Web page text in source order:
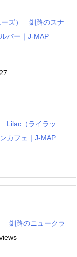
ーズ） 釧路のスナ
バー｜J-MAP
Lilac（ライラッ
カフェ｜J-MAP
釧路のニュークラ